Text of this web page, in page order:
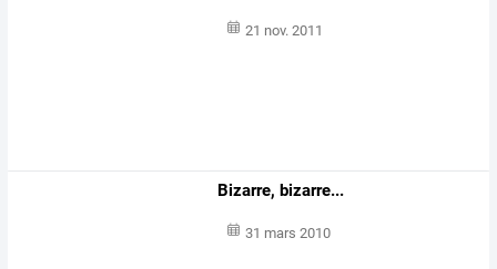
21 nov. 2011
Bizarre, bizarre...
31 mars 2010